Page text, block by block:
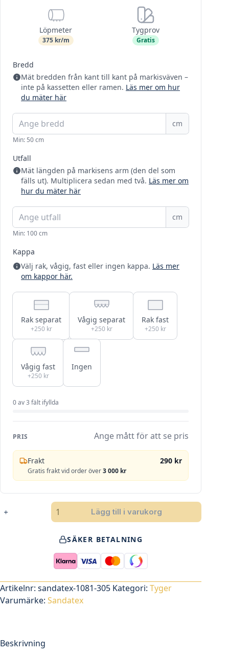
Löpmeter
375 kr/m
Tygprov
Gratis
Bredd
Mät bredden från kant till kant på markisväven –
inte på kassetten eller ramen. Läs mer om hur
du mäter här
cm
Min: 50 cm
Utfall
Mät längden på markisens arm (den del som
fälls ut). Multiplicera sedan med två. Läs mer om
hur du mäter här
cm
Min: 100 cm
Kappa
Välj rak, vågig, fast eller ingen kappa. Läs mer
om kappor här.
Rak separat
+250 kr
Vågig separat
+250 kr
Rak fast
+250 kr
Vågig fast
+250 kr
Ingen
0av3 fält ifyllda
PRIS Ange mått för att se pris
Frakt 290 kr
Gratis frakt vid order över3 000 kr
1081-
Lägg till i varukorg
SÄKER BETALNING
Artikelnr: sandatex-1081-305 Kategori: Tyger
Varumärke: Sandatex
Beskrivning